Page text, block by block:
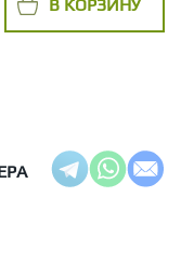
В КОРЗИНУ